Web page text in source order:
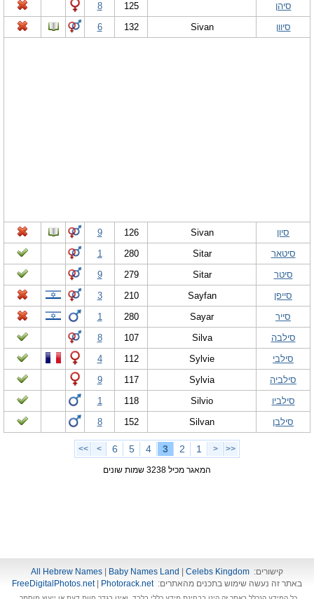
סיהן
125
8
סיוון
Sivan
132
6
סיון Sivan
126
9
סיטאר
Sitar
280
1
סיטר
Sitar
279
9
סייפן
Sayfan
210
3
סייר
Sayar
280
1
סילבה
Silva
107
8
סילבי
Sylvie
112
4
סילביה
Sylvia
117
9
סילביו
Silvio
118
1
סילבן
Silvan
152
8
<<
<
1
2
3
4
5
6
>
>>
המאגר מכיל 3238 שמות שונים
קישורים: All Hebrew Names Baby Names Land
Celebs Kingdom
באתר זה נעשה שימוש בתכנים מהאתרים:
FreeDigitalPhotos.net| Photorack.net